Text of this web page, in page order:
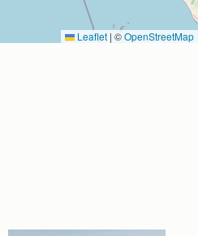
Leaflet | ©OpenStreetMap